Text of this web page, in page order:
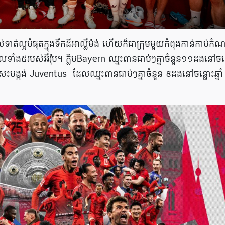
ទាត់ល្អបំផុតក្នុងទឹកដីអាល្លឺម៉ង់ ហើយក៏ជាក្រុមមួយកំពុងកាន់កាប់កំ
ាំង៥របស់អឺរ៉ុប។ ក្លិបBayern ឈ្នះពានជាប់ៗគ្នាចំនួន១១ដងនៅចន្
កង់ Juventus ដែលឈ្នះពានជាប់ៗគ្នាចំនួន ៩ដងនៅចន្លោះឆ្នាំ